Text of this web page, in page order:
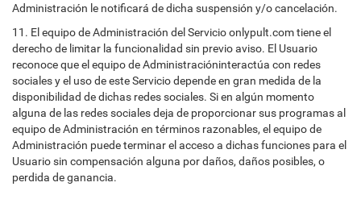
Administración le notificará de dicha suspensión y/o cancelación.
11. El equipo de Administración del Servicio onlypult.com tiene el
derecho de limitar la funcionalidad sin previo aviso. El Usuario
reconoce que el equipo de Administracióninteractúa con redes
sociales y el uso de este Servicio depende en gran medida de la
disponibilidad de dichas redes sociales. Si en algún momento
alguna de las redes sociales deja de proporcionar sus programas al
equipo de Administración en términos razonables, el equipo de
Administración puede terminar el acceso a dichas funciones para el
Usuario sin compensación alguna por daños, daños posibles, o
perdida de ganancia.